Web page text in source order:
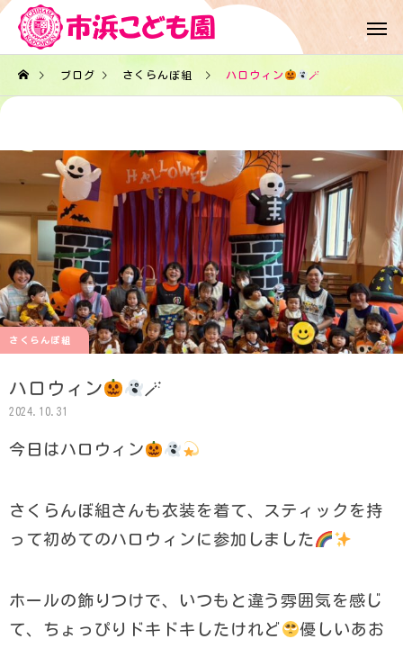
ブログ さくらんぼ組 ハロウィン 🪄
さくらんぼ組
ハロウィン 🪄
2024.10.31
今日はハロウィン
さくらんぼ組さんも衣装を着て、スティックを持
って初めてのハロウィンに参加しました
ホールの飾りつけで、いつもと違う雰囲気を感じ
て、ちょっぴりドキドキしたけれど
優しいあお